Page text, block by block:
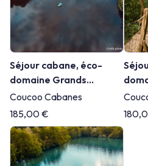
Séjour cabane, éco-
domaine Grands
Reflets, Belfort
Coucoo Cabanes
185,00 €